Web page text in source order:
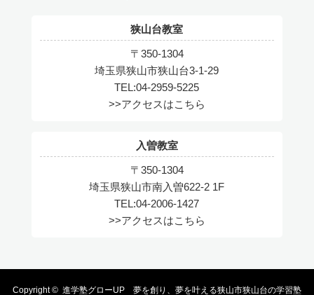
狭山台教室
〒350-1304
埼玉県狭山市狭山台3-1-29
TEL:04-2959-5225
>>アクセスはこちら
入曽教室
〒350-1304
埼玉県狭山市南入曽622-2 1F
TEL:04-2006-1427
>>アクセスはこちら
Copyright © 進学塾グローUP 夢を創り、夢を叶える狭山市狭山台の学習塾